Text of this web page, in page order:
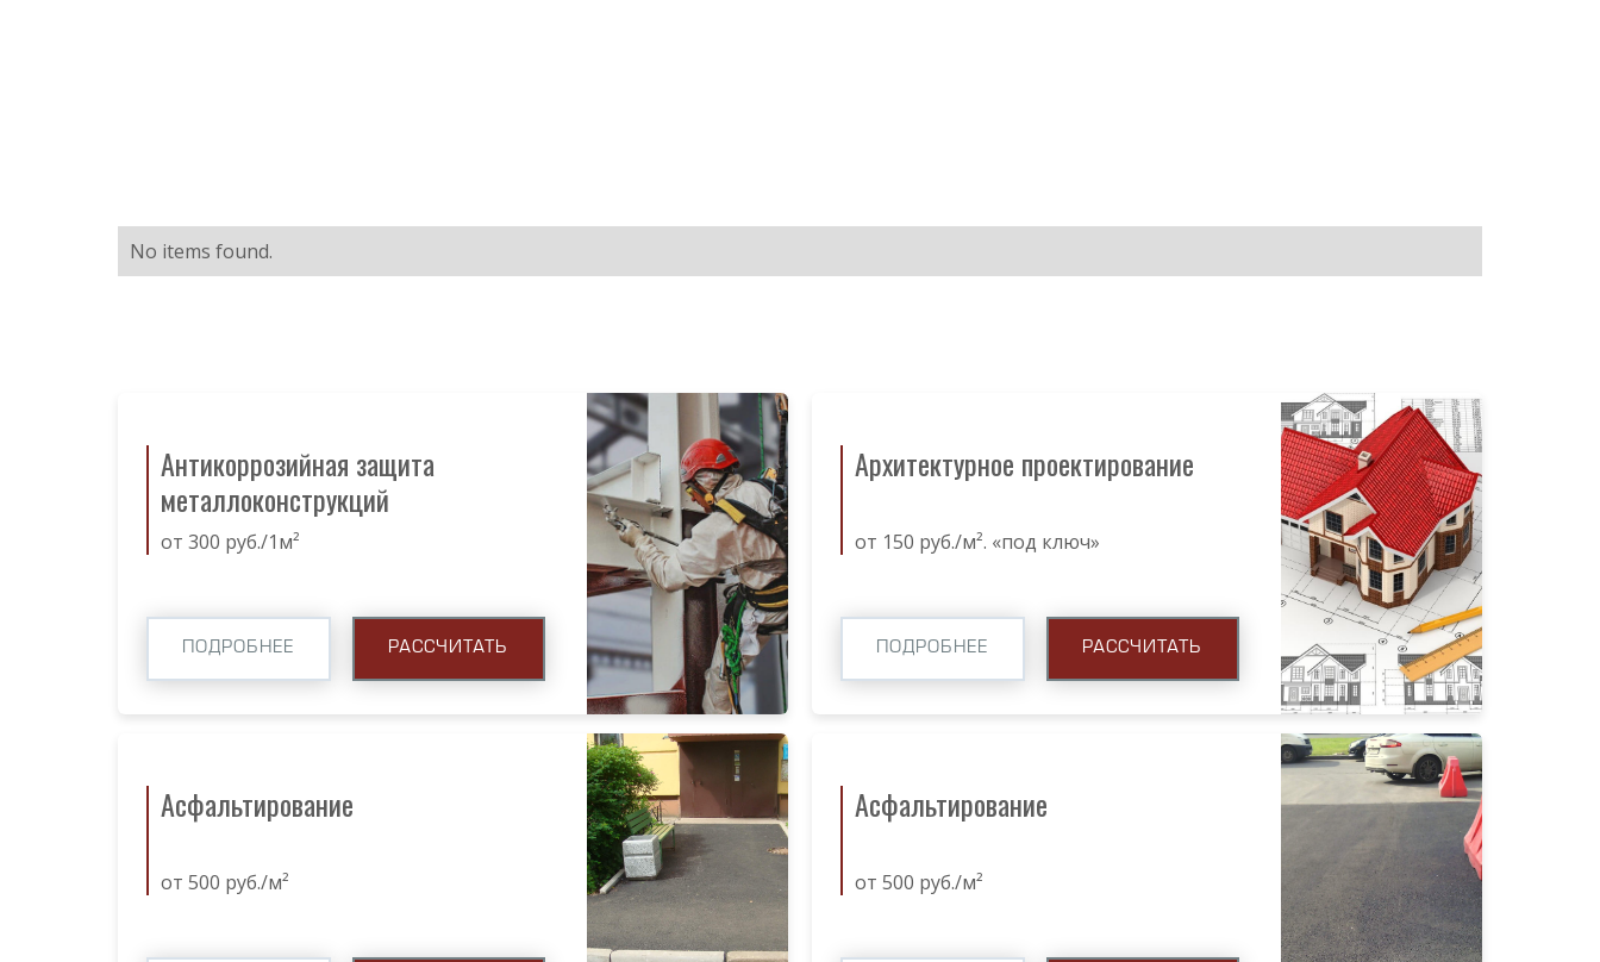
No items found.
Антикоррозийная защита
металлоконструкций
от 300 руб./1м²
ПОДРОБНЕЕ РАССЧИТАТЬ
Архитектурное проектирование
от 150 руб./м². «под ключ»
ПОДРОБНЕЕ РАССЧИТАТЬ
Асфальтирование
от 500 руб./м²
Асфальтирование
от 500 руб./м²